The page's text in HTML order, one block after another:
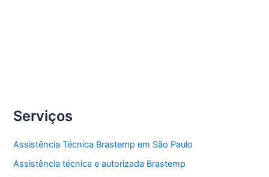
Brastemp
Serviços
Assistência Técnica Brastemp em São Paulo
Assistência técnica e autorizada Brastemp